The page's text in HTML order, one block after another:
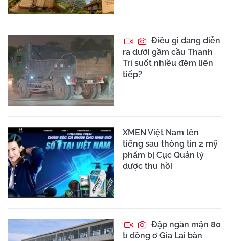
Điều gì đang diễn
ra dưới gầm cầu Thanh
Trì suốt nhiều đêm liên
tiếp?
XMEN Việt Nam lên
tiếng sau thông tin 2 mỹ
phẩm bị Cục Quản lý
dược thu hồi
Đập ngăn mặn 80
tỉ đồng ở Gia Lai bàn